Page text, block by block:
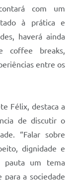
com um
à prática e
haverá ainda
coffee breaks,
entre os
Félix, destaca a
de discutir o
“Falar sobre
dignidade e
pauta um tema
para a sociedade